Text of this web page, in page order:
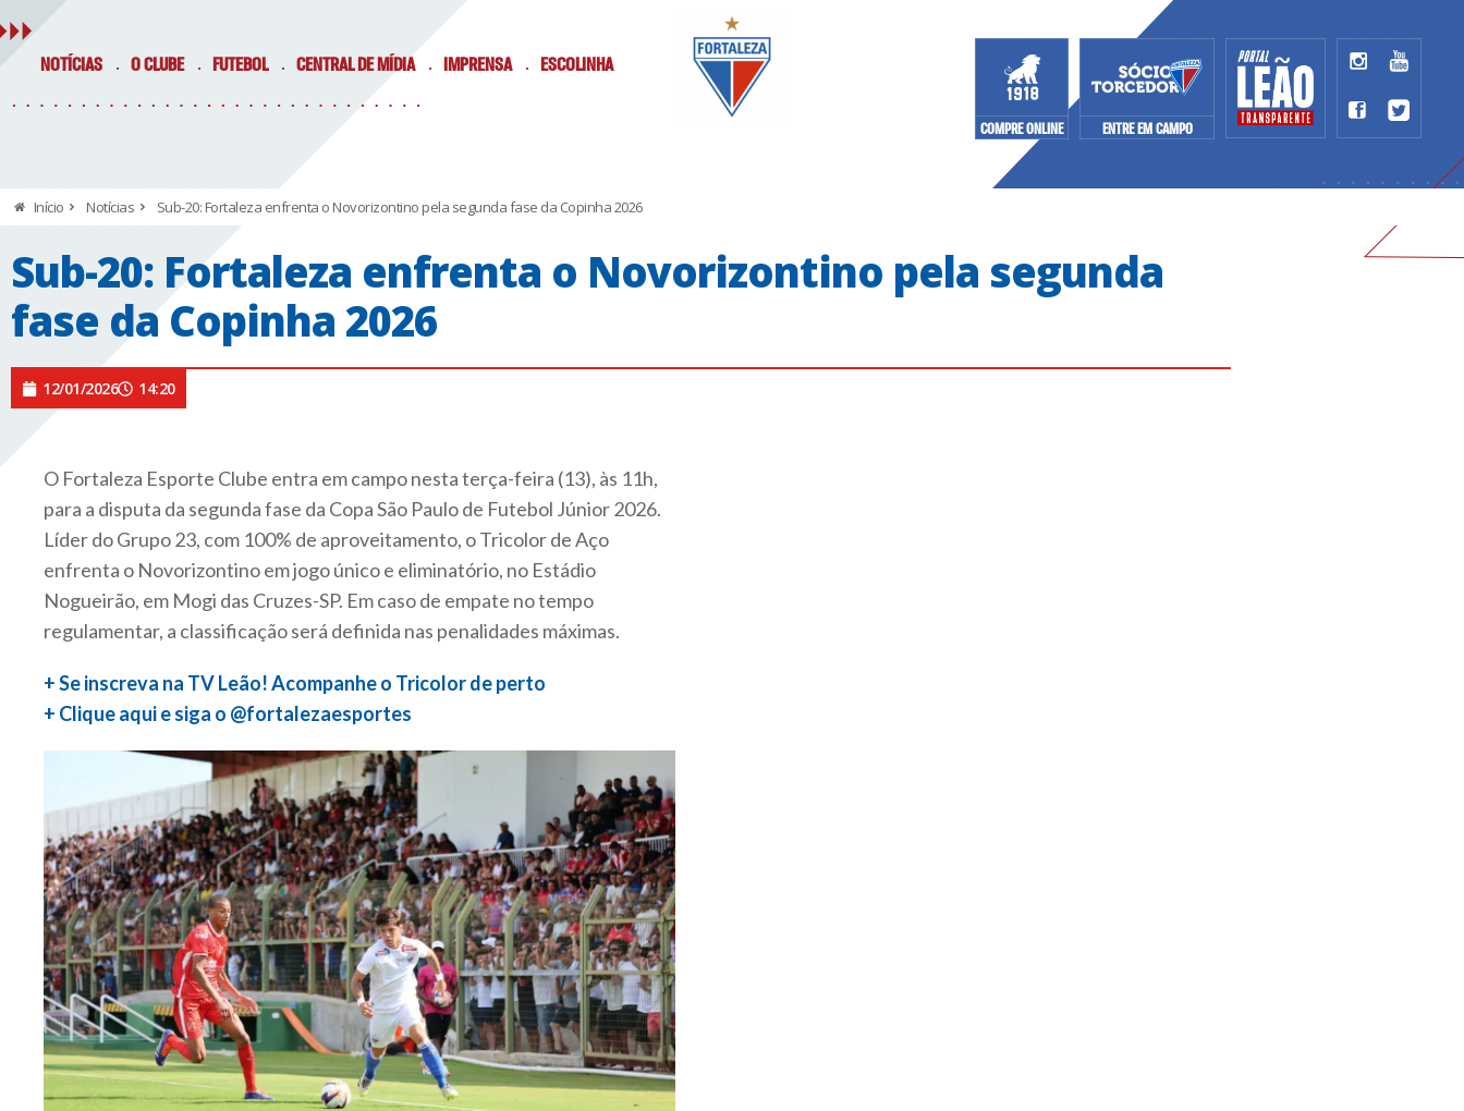
NOTÍCIAS O CLUBE FUTEBOL CENTRAL DE MÍDIA IMPRENSA ESCOLINHA
COMPRE ONLINE ENTRE EM CAMPO
Início Notícias Sub-20: Fortaleza enfrenta o Novorizontino pela segunda fase da Copinha 2026
Sub-20: Fortaleza enfrenta o Novorizontino pela segunda
fase da Copinha 2026
12/01/2026 14:20
O Fortaleza Esporte Clube entra em campo nesta terça-feira (13), às 11h,
para a disputa da segunda fase da Copa São Paulo de Futebol Júnior 2026.
Líder do Grupo 23, com 100% de aproveitamento, o Tricolor de Aço
enfrenta o Novorizontino em jogo único e eliminatório, no Estádio
Nogueirão, em Mogi das Cruzes-SP. Em caso de empate no tempo
regulamentar, a classificação será definida nas penalidades máximas.
+ Se inscreva na TV Leão! Acompanhe o Tricolor de perto
+ Clique aqui e siga o @fortalezaesportes